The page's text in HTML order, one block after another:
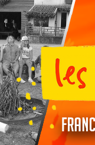
Skip
to
content